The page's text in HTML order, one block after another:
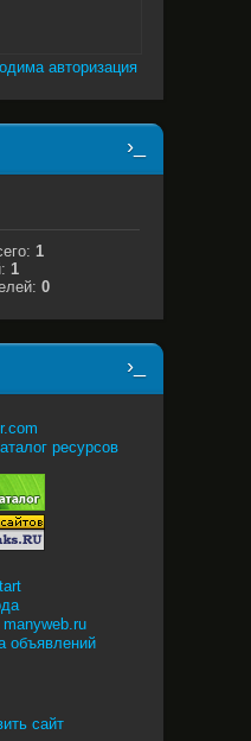
авторизация
1
1
0